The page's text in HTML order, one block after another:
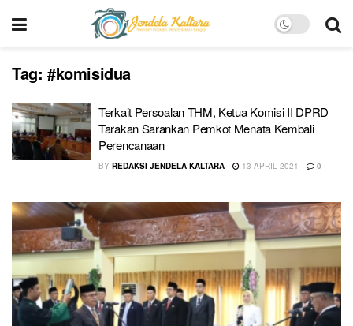
Tag: #komisidua
Terkait Persoalan THM, Ketua Komisi II DPRD
Tarakan Sarankan Pemkot Menata Kembali
Perencanaan
BY REDAKSI JENDELA KALTARA 13 APRIL 2021 0